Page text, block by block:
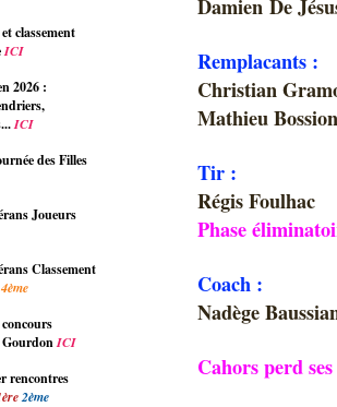
classement
ICI
2026 :
ICI
des Filles
Joueurs
Classement
4ème
ICI
rencontres
2ème
Damien De
Remplacants :
Christian
Mathieu
Tir :
Régis Foulhac
Phase
Coach :
Nadège
Cahors perd